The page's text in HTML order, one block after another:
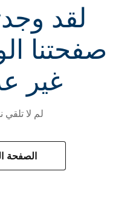
لقد
صفحتنا
غير
لم لا تلقي
الصفحة